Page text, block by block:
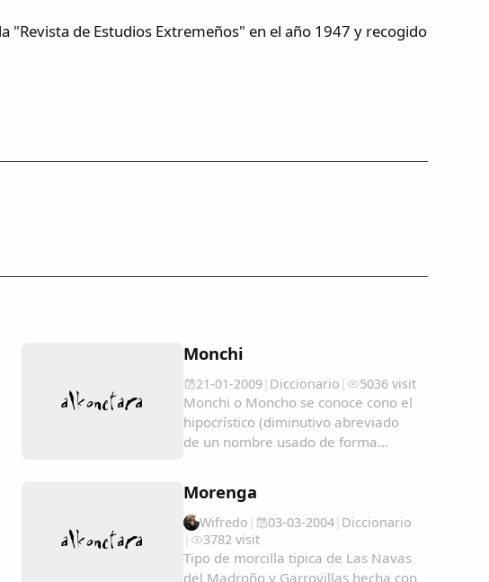
"Revista de Estudios Extremeños" en el año 1947 y recogido
Monchi
21-01-2009| Diccionario | 5036 visit
Monchi o Moncho se conoce cono el
hipocrístico (diminutivo abreviado
de un nombre usado de forma
utiliza como un sinónimo de
Tonto/a....
Morenga
Wifredo | 03-03-2004| Diccionario
|
3782 visit
Tipo de morcilla tipica de Las Navas
del Madroño y Garrovillas hecha con